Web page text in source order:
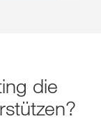
die